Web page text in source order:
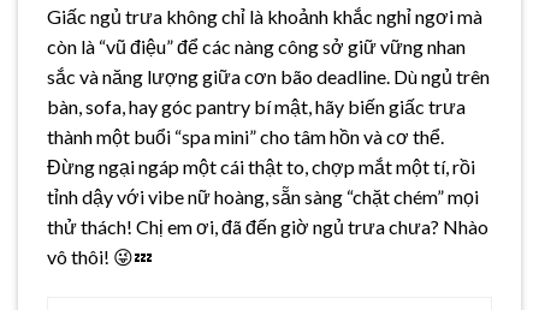
Giấc ngủ trưa không chỉ là khoảnh khắc nghỉ ngơi mà
còn là “vũ điệu” để các nàng công sở giữ vững nhan
sắc và năng lượng giữa cơn bão deadline. Dù ngủ trên
bàn, sofa, hay góc pantry bí mật, hãy biến giấc trưa
thành một buổi “spa mini” cho tâm hồn và cơ thể.
Đừng ngại ngáp một cái thật to, chợp mắt một tí, rồi
tỉnh dậy với vibe nữ hoàng, sẵn sàng “chặt chém” mọi
thử thách! Chị em ơi, đã đến giờ ngủ trưa chưa? Nhào
vô thôi! 😜💤